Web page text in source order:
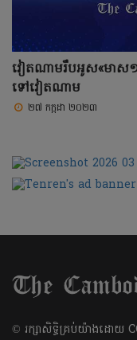
វៀតណាមរឹបអូស«មាស១
ទៅវៀតណាម
២៧ កក្កដា ២០២៣
​© រក្សា​សិទ្ធិ​គ្រប់​យ៉ាង​ដោយ​